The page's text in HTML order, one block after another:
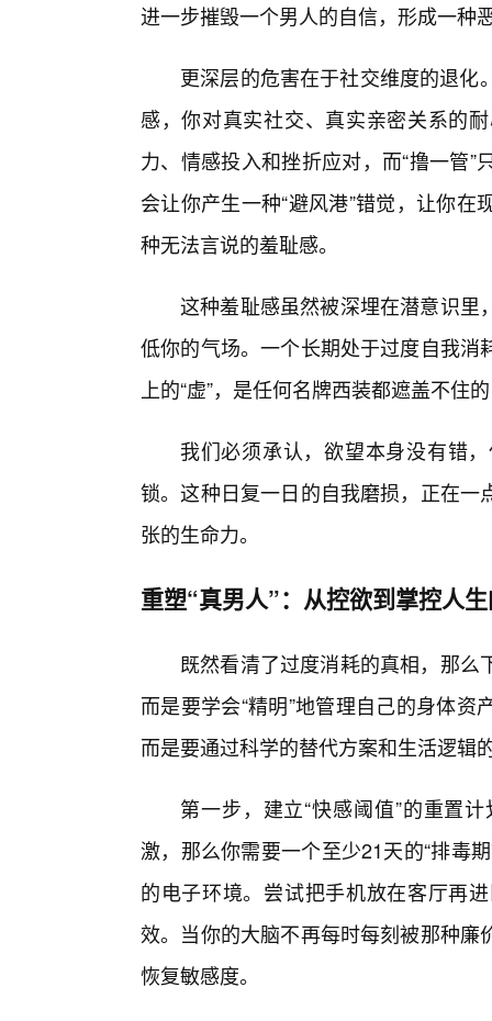
进一步摧毁一个男人的自信，形成一种
更深层的危害在于社交维度的退
感，你对真实社交、真实亲密关系的
力、情感投入和挫折应对，而“撸一管
会让你产生一种“避风港”错觉，让你
种无法言说的羞耻感。
这种羞耻感虽然被深埋在潜意识里
低你的气场。一个长期处于过度自我
上的“虚”，是任何名牌西装都遮盖不住
我们必须承认，欲望本身没有错
锁。这种日复一日的自我磨损，正在
张的生命力。
重塑“真男人”：从控欲到掌控人
既然看清了过度消耗的真相，那
而是要学会“精明”地管理自己的身体
而是要通过科学的替代方案和生活逻辑
第一步，建立“快感阈值”的重置
激，那么你需要一个至少21天的“排毒
的电子环境。尝试把手机放在客厅再
效。当你的大脑不再每时每刻被那种
恢复敏感度。